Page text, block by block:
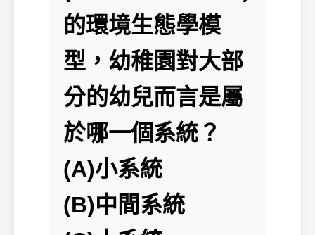
的環境生態學模
型，幼稚園對大部
分的幼兒而言是屬
於哪一個系統？
(A)小系統
(B)中間系統